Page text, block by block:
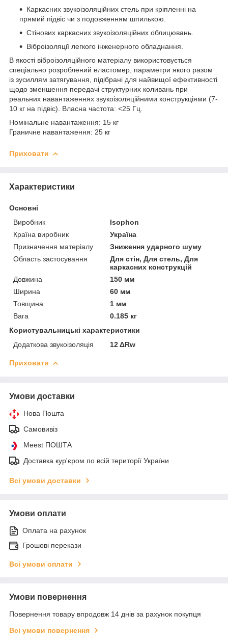
Каркасних звукоізоляційних стель при кріпленні на
прямий підвіс чи з подовженням шпилькою.
Стінових каркасних звукоізоляційних облицювань.
Віброізоляції легкого інженерного обладнання.
В якості віброізоляційного матеріалу використовується
спеціально розроблений еластомер, параметри якого разом
із зусиллям затягування, підібрані для найвищої ефективності
щодо зменшення передачі структурних коливань при
реальних навантаженнях звукоізоляційними конструкціями (7-
10 кг на підвіс). Власна частота: <25 Гц.
Номінальне навантаження: 15 кг
Граничне навантаження: 25 кг
Приховати
Характеристики
Основні
Виробник
Isophon
Країна виробник
Україна
Призначення матеріалу
Зниження ударного шуму
Область застосування
Для стін, Для стель, Для
каркасних конструкцій
Довжина
150 мм
Ширина
60 мм
Товщина
1 мм
Вага
0.185 кг
Користувальницькі характеристики
Додаткова звукоізоляція
12 ΔRw
Приховати
Умови доставки
Нова Пошта
Самовивіз
Meest ПОШТА
Доставка кур'єром по всій території України
Всі умови доставки
Умови оплати
Оплата на рахунок
Грошові перекази
Всі умови оплати
Умови повернення
Повернення товару впродовж 14 днів за рахунок покупця
Всі умови повернення